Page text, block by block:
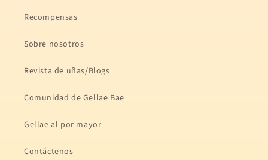
Recompensas
Sobre nosotros
Revista de uñas/Blogs
Comunidad de Gellae Bae
Gellae al por mayor
Contáctenos